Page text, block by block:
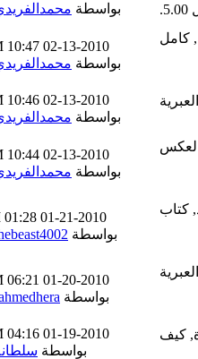
بواسطةمحمدالفريدي
02-13-2010
10:47 AM
بواسطةمحمدالفريدي
02-13-2010
10:46 AM
بواسطةمحمدالفريدي
02-13-2010
10:44 AM
بواسطةمحمدالفريدي
01-21-2010
01:28 PM
بواسطةthebeast4002
01-20-2010
06:21 AM
بواسطةahmedhera`
01-19-2010
04:16 AM
بواسطةسلطانة